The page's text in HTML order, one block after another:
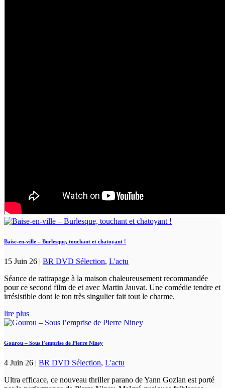
Baise-en-ville – Burlesque, touchant et chatoyant !
15 Juin 26 | BR DVD Sélection, L'actu
Séance de rattrapage à la maison chaleureusement recommandée
pour ce second film de et avec Martin Jauvat. Une comédie tendre et
irrésistible dont le ton très singulier fait tout le charme.
lire plus
Gourou – Sous l’emprise de Pierre Niney
4 Juin 26 | BR DVD Sélection, L'actu
Ultra efficace, ce nouveau thriller parano de Yann Gozlan est porté